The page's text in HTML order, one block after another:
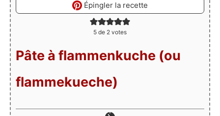
Épingler la recette
5 de 2 votes
Pâte à flammenkuche (ou
flammekueche)